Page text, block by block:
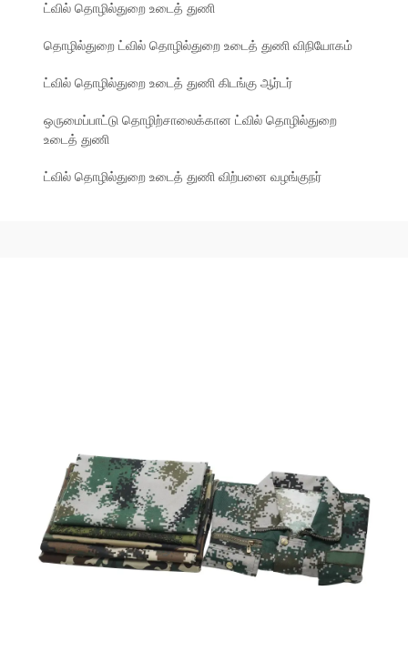
ட்வில் தொழில்துறை உடைத் துணி
தொழில்துறை ட்வில் தொழில்துறை உடைத் துணி விநியோகம்
ட்வில் தொழில்துறை உடைத் துணி கிடங்கு ஆர்டர்
ஒருமைப்பாட்டு தொழிற்சாலைக்கான ட்வில் தொழில்துறை
உடைத் துணி
ட்வில் தொழில்துறை உடைத் துணி விற்பனை வழங்குநர்